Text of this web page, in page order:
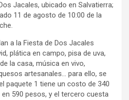
Jacales, ubicado en Salvatierra;
11 de agosto de 10:00 de la
a la Fiesta de Dos Jacales
plática en campo, pisa de uva,
la casa, música en vivo,
artesanales… para ello, se
paquete 1 tiene un costo de 340
590 pesos, y el tercero cuesta